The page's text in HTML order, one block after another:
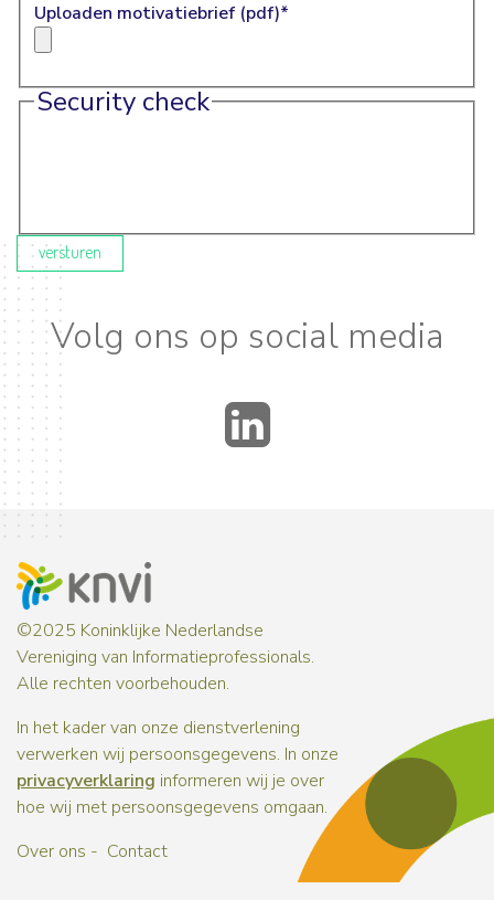
Uploaden motivatiebrief (pdf)*
Security check
versturen
Volg ons op social media
©2025 Koninklijke Nederlandse
Vereniging van Informatieprofessionals.
Alle rechten voorbehouden.
In het kader van onze dienstverlening
verwerken wij persoonsgegevens. In onze
privacyverklaring informeren wij je over
hoe wij met persoonsgegevens omgaan.
Over ons
Contact